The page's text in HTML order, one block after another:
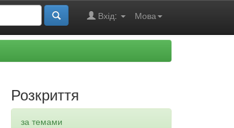
Мова
Вхід:
Розкриття
за темами